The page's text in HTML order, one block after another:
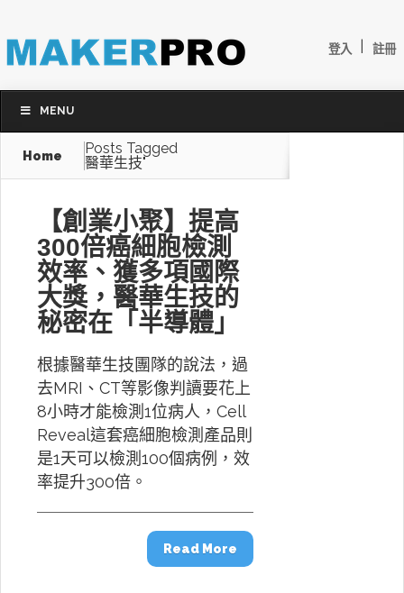
登入 註冊
MENU
Home
Posts Tagged
醫華生技"
【創業小聚】提高
300倍癌細胞檢測
效率、獲多項國際
大獎，醫華生技的
秘密在「半導體」
根據醫華生技團隊的說法，過
去MRI、CT等影像判讀要花上
8小時才能檢測1位病人，Cell
Reveal這套癌細胞檢測產品則
是1天可以檢測100個病例，效
率提升300倍。
Read More